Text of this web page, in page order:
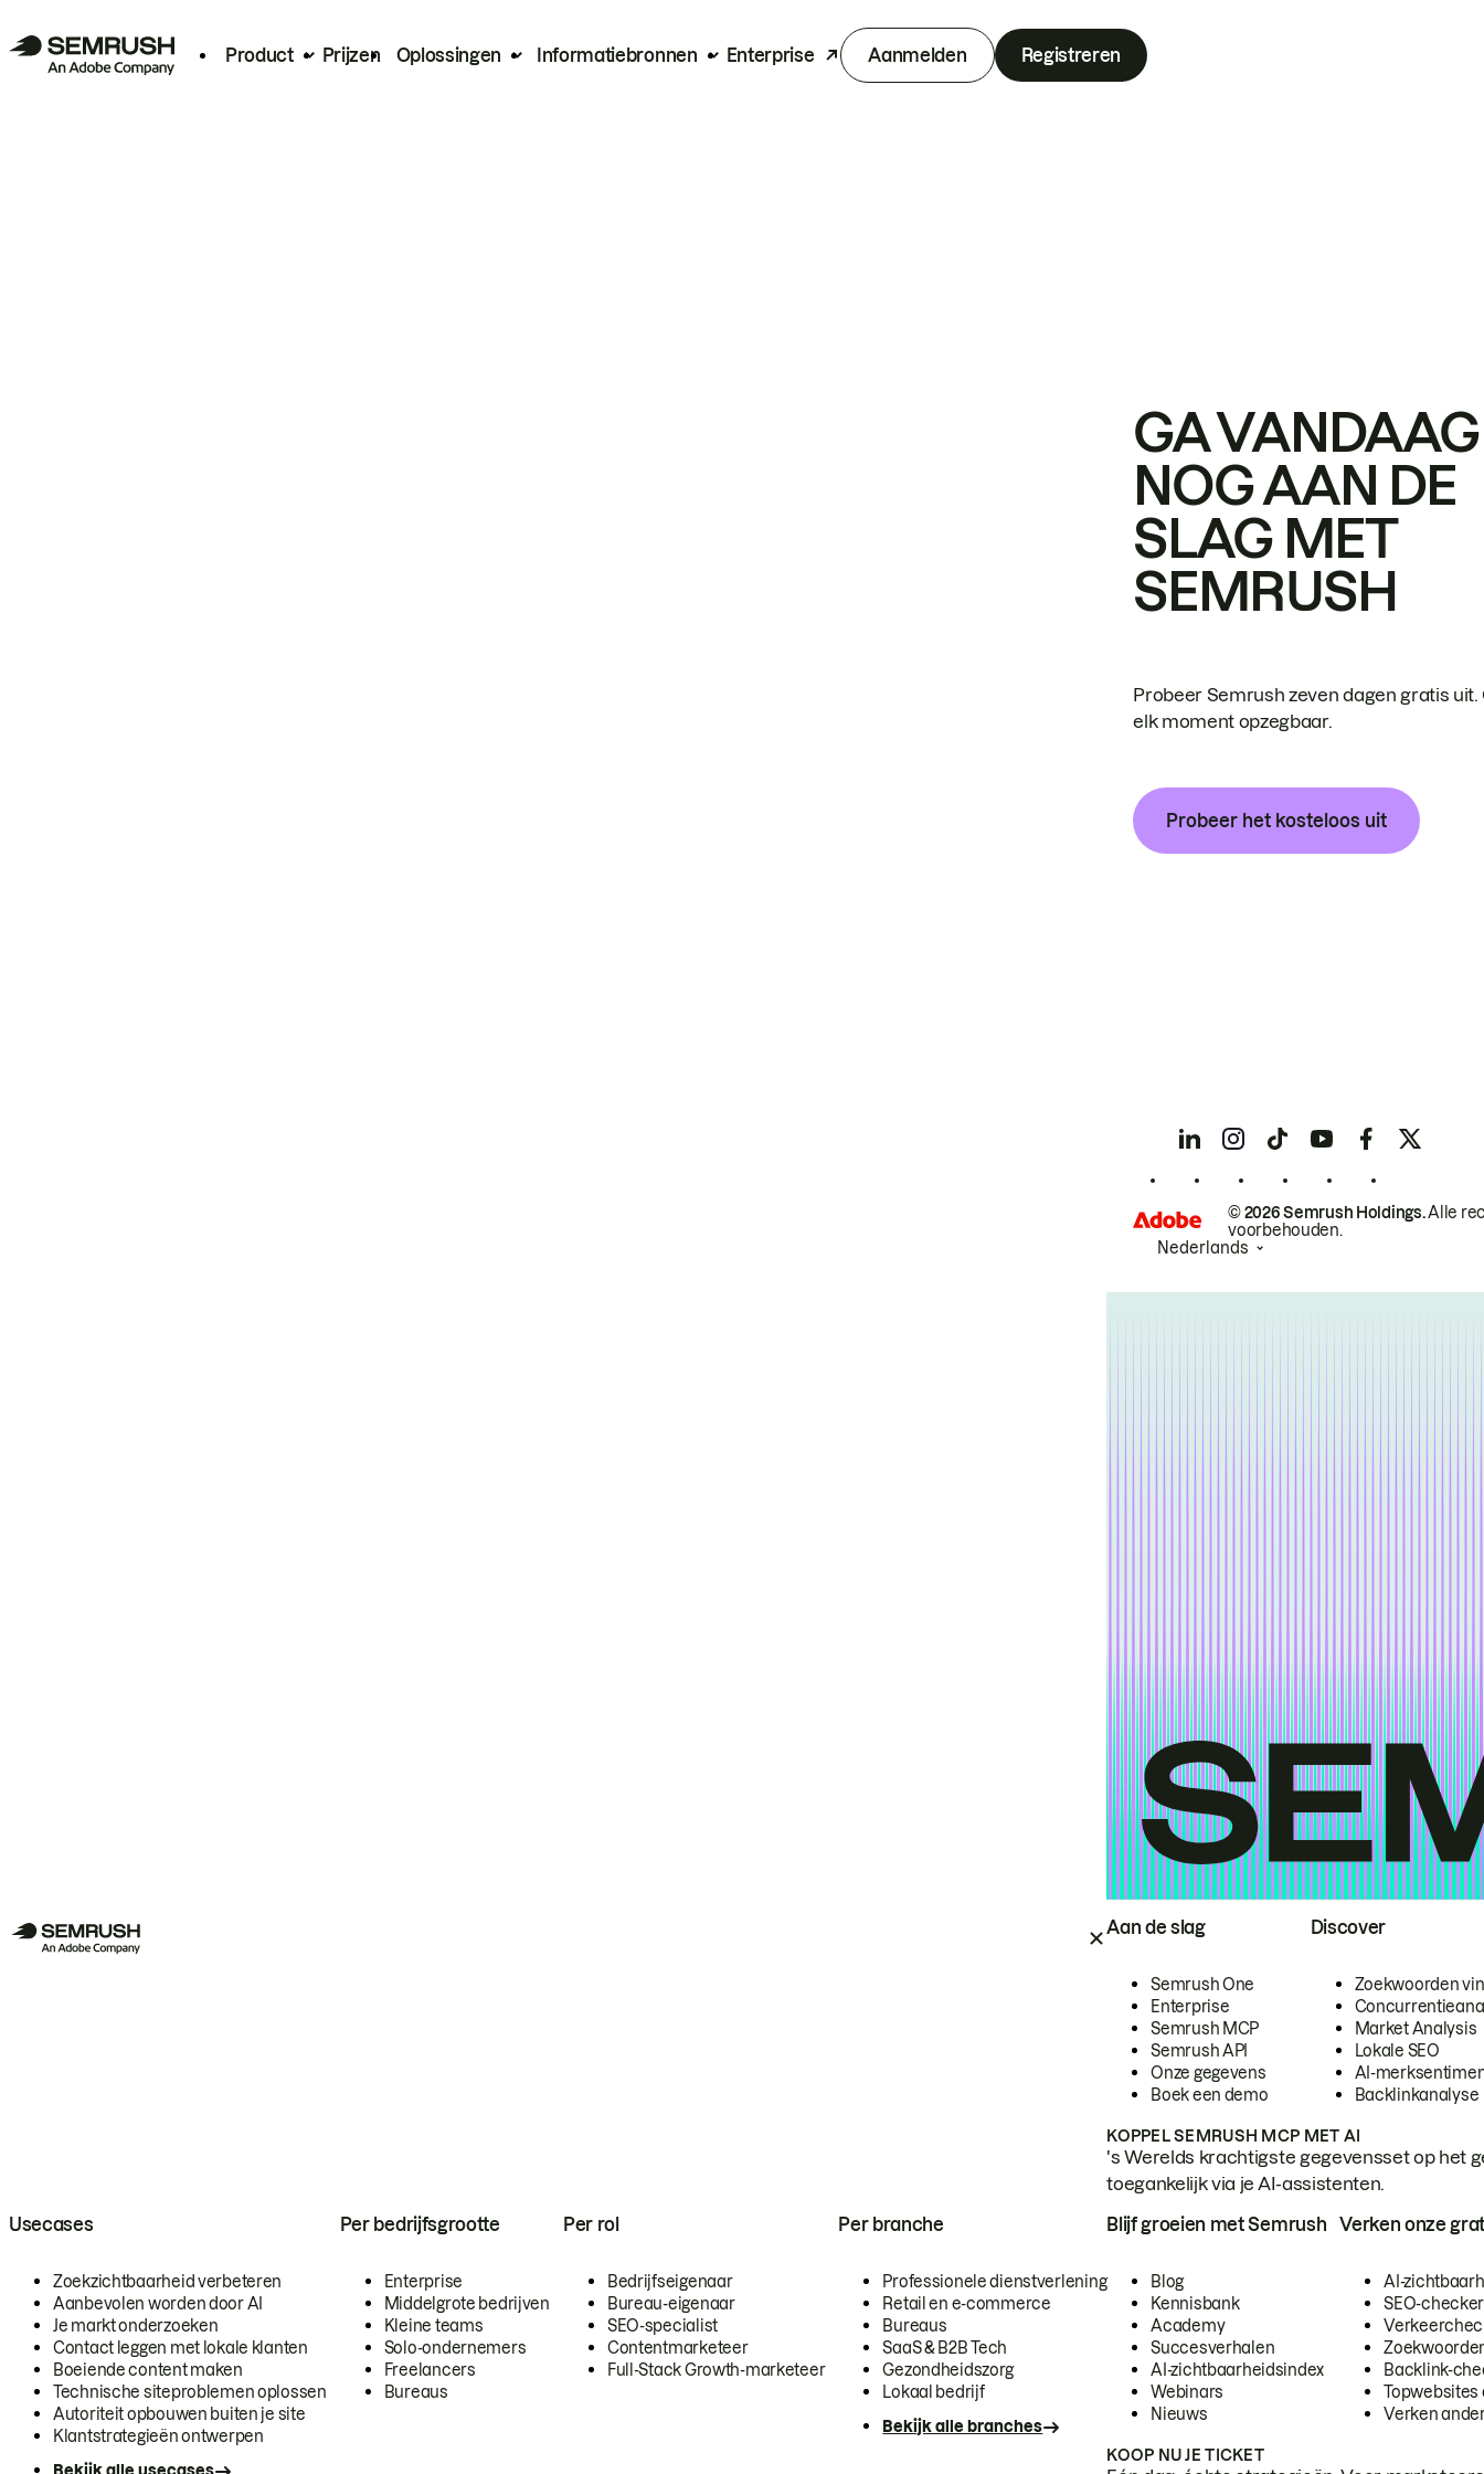
Product Prijzen Oplossingen Informatiebronnen Enterprise Aanmelden Registreren
Aan de slag
Semrush One
Enterprise
Semrush MCP
Semrush API
Onze gegevens
Boek een demo
Discover
Zoekwoorden
Market Analysis
Lokale SEO
AI-
Backlinkanalyse
KOPPEL SEMRUSH MCP MET AI
's Werelds krachtigste gegevensset op het
toegankelijk via je AI-assistenten.
Usecases
Zoekzichtbaarheid verbeteren
Aanbevolen worden door AI
Je markt onderzoeken
Contact leggen met lokale klanten
Boeiende content maken
Technische siteproblemen oplossen
Autoriteit opbouwen buiten je site
Klantstrategieën ontwerpen
Per bedrijfsgrootte
Enterprise
Middelgrote bedrijven
Kleine teams
Solo-ondernemers
Freelancers
Bureaus
Per rol
Bedrijfseigenaar
Bureau-eigenaar
SEO-specialist
Contentmarketeer
Full-Stack Growth-marketeer
Per branche
Professionele dienstverlening
Retail en e-commerce
Bureaus
SaaS & B2B Tech
Gezondheidszorg
Lokaal bedrijf
Bekijk alle branches
Blijf groeien met Semrush
Blog
Kennisbank
Academy
Succesverhalen
AI-zichtbaarheidsindex
Webinars
Nieuws
Verken onze
AI-
SEO-checker
Backlink-
Topwebsites
Verken
KOOP NU JE TICKET
GA VANDAAG
NOG AAN DE
SLAG MET
SEMRUSH
Probeer Semrush zeven dagen gratis uit.
elk moment opzegbaar.
Probeer het kosteloos uit
© 2026 Semrush Holdings.Alle
voorbehouden.
Nederlands